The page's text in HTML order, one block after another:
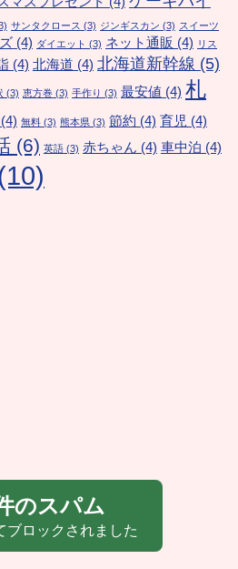
サンタクロース (3) ジンギスカン (3) スイーツ
(4) ダイエット (3) ネット通販 (4) リス
(4) 北海道 (4) 北海道新幹線 (5)
(3) 恵方巻 (3) 手作り (3) 最安値 (4) 札
(4) 無料 (3) 熊本県 (3) 節約 (4) 育児 (4)
(6) 英語 (3) 赤ちゃん (4) 車中泊 (4)
のスパム
ロックされました